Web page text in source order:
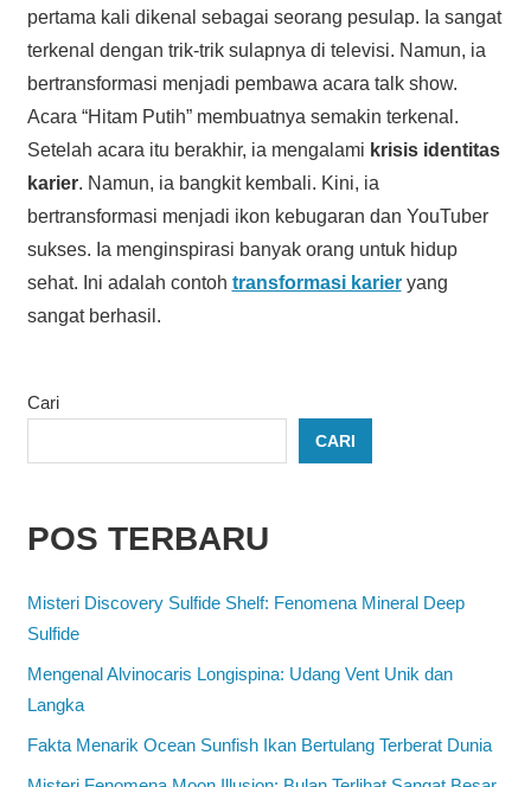
pertama kali dikenal sebagai seorang pesulap. Ia sangat
terkenal dengan trik-trik sulapnya di televisi. Namun, ia
bertransformasi menjadi pembawa acara talk show.
Acara “Hitam Putih” membuatnya semakin terkenal.
Setelah acara itu berakhir, ia mengalami krisis identitas
karier. Namun, ia bangkit kembali. Kini, ia
bertransformasi menjadi ikon kebugaran dan YouTuber
sukses. Ia menginspirasi banyak orang untuk hidup
sehat. Ini adalah contoh transformasi karieryang
sangat berhasil.
Cari
CARI
POS TERBARU
Misteri Discovery Sulfide Shelf: Fenomena Mineral Deep
Sulfide
Mengenal Alvinocaris Longispina: Udang Vent Unik dan
Langka
Fakta Menarik Ocean Sunfish Ikan Bertulang Terberat Dunia